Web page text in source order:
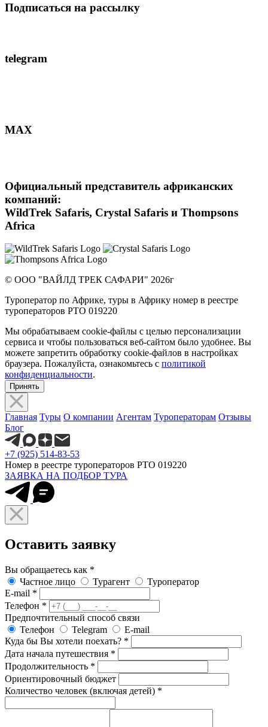
Подписаться на рассылку
telegram
MAX
Официальный представитель африканских
компаний:
WildTrek Safaris, Crystal Safaris и Thompsons
Africa
© ООО "ВАЙЛД ТРЕК САФАРИ" 2026г
Туроператор по Африке, туры в Африку номер в реестре
туроператоров РТО 019220
Мы обрабатываем cookie-файлы с целью персонализации
сервиса и чтобы пользоваться веб-сайтом было удобнее. Вы
можете запретить обработку cookie-файлов в настройках
браузера. Пожалуйста, ознакомьтесь с политикой
конфиденциальности.
Принять
Главная Туры О компании Агентам Туроператорам Отзывы
Блог
+7 (925) 514-83-53
Номер в реестре туроператоров РТО 019220
ЗАЯВКА НА ПОДБОР ТУРА
Оставить заявку
Вы обращаетесь как *
Частное лицо
Турагент
Туроператор
E-mail *
Телефон *
Предпочтительный способ связи
Телефон
Telegram
E-mail
Куда бы Вы хотели поехать? *
Дата начала путешествия *
Продолжительность *
Ориентировочный бюджет
Количество человек (включая детей) *